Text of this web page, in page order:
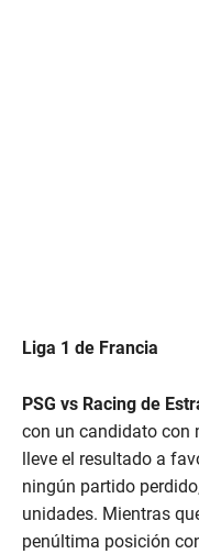
Liga 1 de Francia
PSG vs Racing de
con un candidato con
lleve el resultado a
ningún partido
unidades. Mientras
penúltima posición